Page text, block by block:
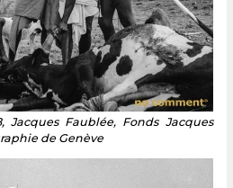
Jacques Faublée, Fonds Jacques
de Genève